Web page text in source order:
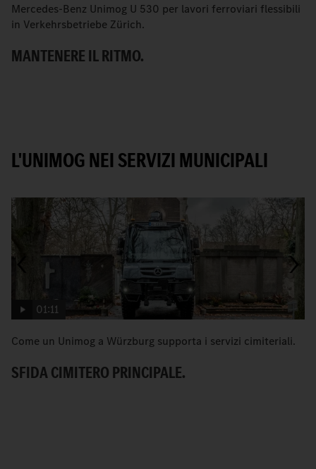
Mercedes-Benz Unimog U 530 per lavori ferroviari flessibili
in Verkehrsbetriebe Zürich.
MANTENERE IL RITMO.
L'UNIMOG NEI SERVIZI MUNICIPALI
01:11
Come un Unimog a Würzburg supporta i servizi cimiteriali.
SFIDA CIMITERO PRINCIPALE.